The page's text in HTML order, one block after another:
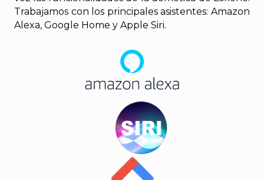
Trabajamos con los principales asistentes: Amazon
Alexa, Google Home y Apple Siri.